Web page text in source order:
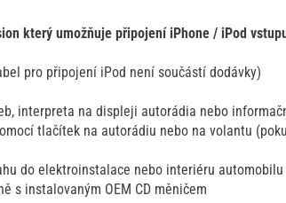
který umožňuje připojení iPhone / iPod
pro připojení iPod není součástí dodávky)
interpreta na displeji autorádia nebo
tlačítek na autorádiu nebo na volantu
do elektroinstalace nebo interiéru automobilu
s instalovaným OEM CD měničem